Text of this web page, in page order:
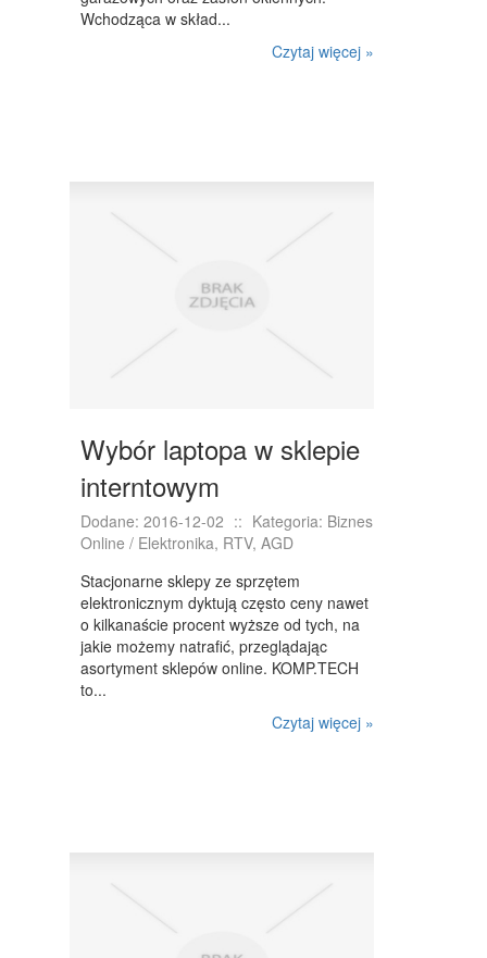
Wchodząca w skład...
Czytaj więcej »
Wybór laptopa w sklepie
interntowym
Dodane: 2016-12-02 :: Kategoria: Biznes
Online / Elektronika, RTV, AGD
Stacjonarne sklepy ze sprzętem
elektronicznym dyktują często ceny nawet
o kilkanaście procent wyższe od tych, na
jakie możemy natrafić, przeglądając
asortyment sklepów online. KOMP.TECH
to...
Czytaj więcej »